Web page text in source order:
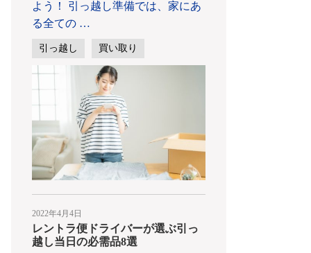
よう！ 引っ越し準備では、家にあ
る全ての …
引っ越し 買い取り
2022年4月4日
レントラ便ドライバーが選ぶ引っ
越し当日の必需品8選